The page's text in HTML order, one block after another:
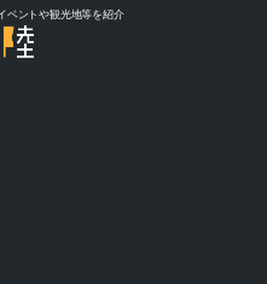
ベントや観光地等を紹介